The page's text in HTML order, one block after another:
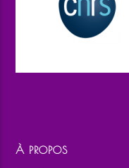
À PROPOS